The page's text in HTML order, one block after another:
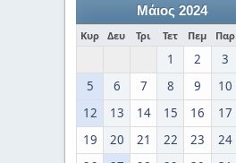
Μάιος 2024
Κυρ Δευ Τρι Τετ Πεμ Παρ
1 2 3
5
6 7 8 9 10
12
13 14 15 16 17
19
20 21 22 23 24